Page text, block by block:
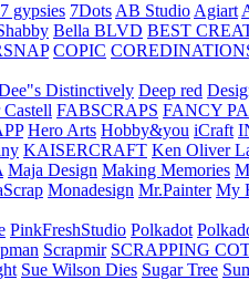
7 gypsies 7Dots AB Studio Agiart
Bella BLVD BEST
COPIC
Distinctively Deep red
Castell FABSCRAPS FANCY
Hero Arts Hobby&you iCraft
KAISERCRAFT Ken Oliver
Maja Design Making Memories
Monadesign Mr.Painter My
PinkFreshStudio Polkadot
Scrapmir SCRAPPING
Sue Wilson Dies Sugar Tree